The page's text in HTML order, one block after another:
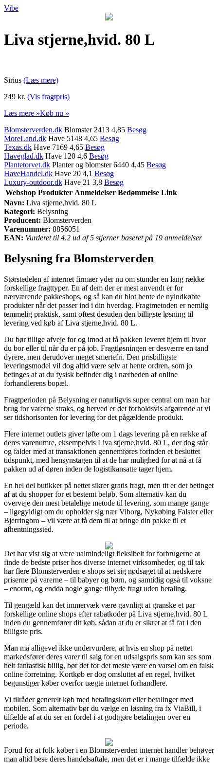
Vibe
Liva stjerne,hvid. 80 L
Sirius (Læs mere)
249 kr. (Vis fragtpris)
Læs mere »Køb nu »
Blomsterverden.dk Blomster 2413 4,85 Besøg
MoreLand.dk Have 5148 4,65 Besøg
Texas.dk Have 7169 4,65 Besøg
Haveglad.dk Have 120 4,6 Besøg
Plantetorvet.dk Planter og blomster 6440 4,45 Besøg
HaveHandel.dk Have 20 4,1 Besøg
Luxury-outdoor.dk Have 21 3,8 Besøg
Webshop Produkter Anmeldelser Bedømmelse Link
Navn: Liva stjerne,hvid. 80 L
Kategori: Belysning
Producent: Blomsterverden
Varenummer: 8856051
EAN: Vurderet til 4.2 ud af 5 stjerner baseret på 19 anmeldelser
Belysning fra Blomsterverden
Størstedelen af internet firmaer yder nu om stunder en lang række
forskellige fragttyper. En af dem der er mest anvendt er for
nærværende pakkeshops, og så kan du blot hente de nyindkøbte
produkter når det passer ind i din hverdag. Fragtmetoden er nemlig
temmelig praktisk, samt oftest desuden den billigste løsning til
levering ved køb af Liva stjerne,hvid. 80 L.
Du bør tillige afveje for og imod at få pakken leveret hjem til hvor
du bor eller til når du er på job. Fragtløsningen er desværre en tand
dyrere, men derudover meget smertefri. Den prisbilligste
leveringsmodel vil dog altid være selv at hente ordren, som jo
betinges af at du fysisk befinder dig i nærheden af online
forhandlerens bopæl.
Fragtperioden på Belysning er naturligvis super central om man har
brug for varerne straks, og herved er det forholdsvis afgørende at vi
ser tidshorisonten for levering for det pågældende produkt.
Flere internet outlets giver løfte om 1 dags levering på en række af
deres varenumre, eksempelvis Liva stjerne,hvid. 80 L, der dog står
og falder med at transaktionen gennemføres forinden et besluttet
tidspunkt, med hensynstagen til at de har mulighed for at nå at få
pakken ud af døren inden de logistikansatte tager hjem.
En hel del butikker på nettet sikrer gratis fragt, men tit er det betinget
af at du shopper for et bestemt beløb. Som alternativ kan du
overveje den mest betalelige metode til levering, som mange gange
– ligegyldigt om du opholder sig nær Viborg, Nykøbing Falster eller
Bjerringbro – vil være at få dem til at bringe din pakke til et
afhentningssted.
Det har vist sig at være ualmindeligt fleksibelt for forbrugerne at
finde de bedste priser hos diverse internet virksomheder, og til tak
har flere Blomsterverden e-shops set sig nødsaget til at nedskære
priserne på varerne – til babyer og børn, og samtidig også til voksne
– enormt, og endda nogle gange tilbyde fragt uden betaling.
Til gengæld kan det immervæk være gavnligt at granske et par
forskellige online shops efter rabatkoder på Liva stjerne,hvid. 80 L
inden du gennemfører dit køb, sådan at du er sikret at få fat i den
billigste pris.
Man må alligevel ikke undervurdere, at hvis en shop på nettet
markedsfører deres varer til salg for en udsalgspris som kan ses som
helt fantastisk billig, bør det for det meste være en varsel om en falsk
online forretning. Kortkøb er dog omsluttet af en regel, hvilket
begunstiger køber overfor uægte internet forhandlere.
Vi tilråder generelt køb med betalingskort eller betalinger med
mobilen. Som alternativ bør du vælge en løsning fra fx ViaBill, i
tilfælde af at du ser en fordel i at godtgøre betalingen over en
periode.
Forud for at folk køber i en Blomsterverden internet handler behøver
man altid bese deres handelsaftale, men det er i mange tilfælde ikke